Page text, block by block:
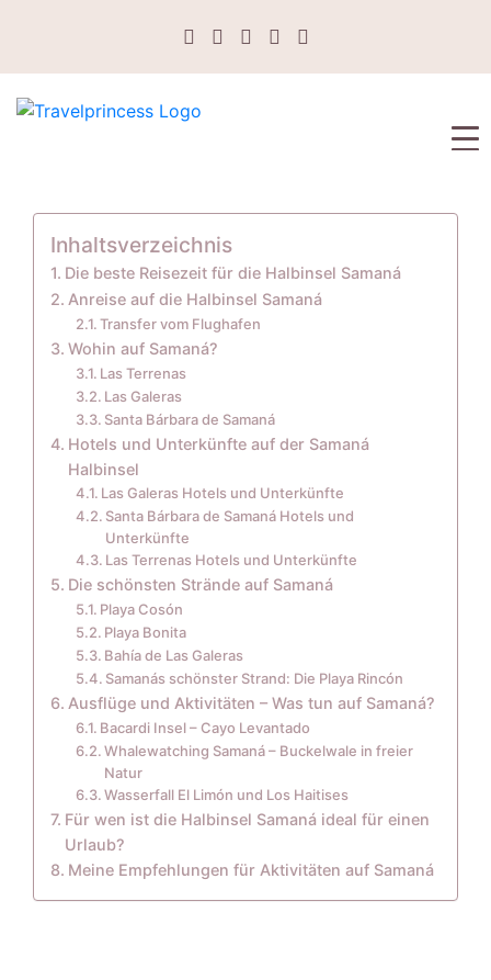
Inhaltsverzeichnis
Die beste Reisezeit für die Halbinsel Samaná
Anreise auf die Halbinsel Samaná
Transfer vom Flughafen
Wohin auf Samaná?
Las Terrenas
Las Galeras
Santa Bárbara de Samaná
Hotels und Unterkünfte auf der Samaná
Halbinsel
Las Galeras Hotels und Unterkünfte
Santa Bárbara de Samaná Hotels und
Unterkünfte
Las Terrenas Hotels und Unterkünfte
Die schönsten Strände auf Samaná
Playa Cosón
Playa Bonita
Bahía de Las Galeras
Samanás schönster Strand: Die Playa Rincón
Ausflüge und Aktivitäten – Was tun auf Samaná?
Bacardi Insel – Cayo Levantado
Whalewatching Samaná – Buckelwale in freier
Natur
Wasserfall El Limón und Los Haitises
Für wen ist die Halbinsel Samaná ideal für einen
Urlaub?
Meine Empfehlungen für Aktivitäten auf Samaná